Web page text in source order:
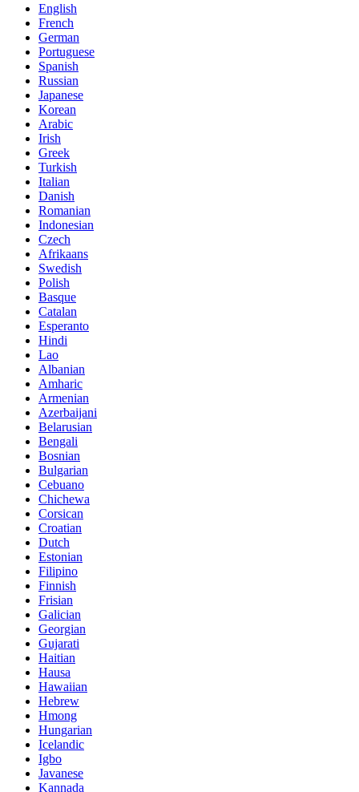
English
French
German
Portuguese
Spanish
Russian
Japanese
Korean
Arabic
Irish
Greek
Turkish
Italian
Danish
Romanian
Indonesian
Czech
Afrikaans
Swedish
Polish
Basque
Catalan
Esperanto
Hindi
Lao
Albanian
Amharic
Armenian
Azerbaijani
Belarusian
Bengali
Bosnian
Bulgarian
Cebuano
Chichewa
Corsican
Croatian
Dutch
Estonian
Filipino
Finnish
Frisian
Galician
Georgian
Gujarati
Haitian
Hausa
Hawaiian
Hebrew
Hmong
Hungarian
Icelandic
Igbo
Javanese
Kannada